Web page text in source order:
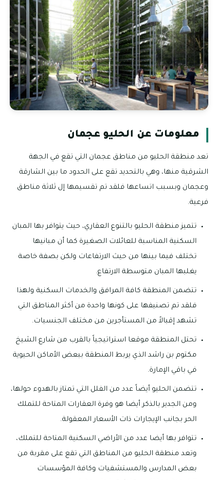
معلومات عن الحليو عجمان
تعد منطقة الحليو من مناطق عجمان التي تقع في الجهة
الشرقية منها، وهي بالتحديد تقع على الحدود ما بين الشارقة
وعجمان وبسبب اتساعها فلقد تم تقسيمها إل ثلاثة مناطق
فرعية.
تتميز منطقة الحليو بالتنوع العقاري، حيث يتوافر بها المبان
السكنية المناسبة للعائلات الصغيرة كما أن مبانيها
تختلف فيما بينها من حيث الارتفاعات ولكن بصفة خاصة
يغلبها المبان متوسطة الارتفاع.
تتضمن المنطقة كافة المرافق والخدمات السكنية ولهذا
فلقد تم تصنيفها على كونها واحدة من أكثر المناطق التي
تشهد إقبالاً من المستأجرين من مختلف الجنسيات.
تحتل المنطقة موقعا استراتيجياً بالقرب من شارع الشيخ
مكتوم بن راشد الذي يربط المنطقة ببعض الأماكن الحيوية
في باقي الإمارة.
تتضمن الحليو أيضاً عدد من الفلل التي تمتاز بالهدوء حولها،
ومن الجدير بالذكر أيضا هو وفرة العقارات المتاحة للتملك
الحر بجانب الإيجارات ذات الأسعار المعقولة.
تتوافر بها أيضا عدد من الأراضي السكنية المتاحة للتملك،
وتعد منطقة الحليو من المناطق التي تقع على مقربة من
بعض المدارس والمستشفيات وكافة المؤسسات